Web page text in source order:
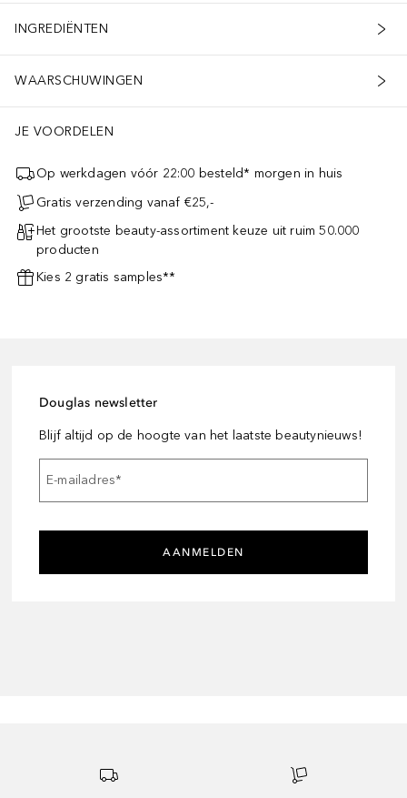
INGREDIËNTEN
WAARSCHUWINGEN
JE VOORDELEN
Op werkdagen vóór 22:00 besteld* morgen in huis
Gratis verzending vanaf €25,-
Het grootste beauty-assortiment keuze uit ruim 50.000
producten
Kies 2 gratis samples**
Douglas newsletter
Blijf altijd op de hoogte van het laatste beautynieuws!
E-mailadres*
AANMELDEN